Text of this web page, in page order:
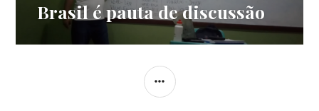
Brasil é pauta de discussão
LATERAL